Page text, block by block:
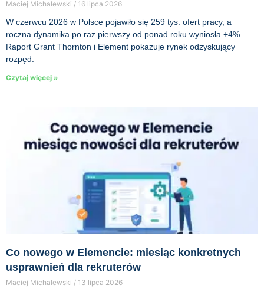
Maciej Michalewski 16 lipca 2026
W czerwcu 2026 w Polsce pojawiło się 259 tys. ofert pracy, a
roczna dynamika po raz pierwszy od ponad roku wyniosła +4%.
Raport Grant Thornton i Element pokazuje rynek odzyskujący
rozpęd.
Czytaj więcej »
Co nowego w Elemencie: miesiąc konkretnych
usprawnień dla rekruterów
Maciej Michalewski 13 lipca 2026